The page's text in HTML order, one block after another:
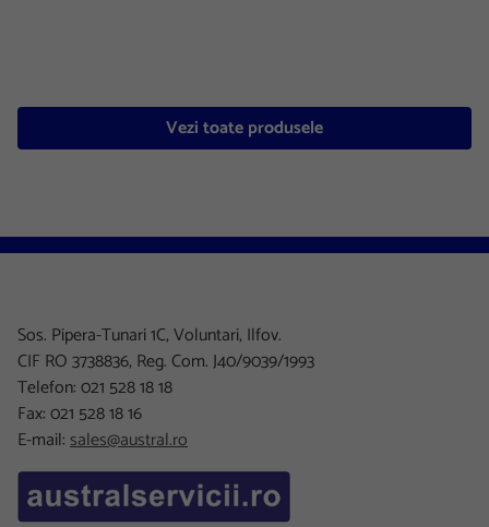
Vezi toate produsele
Sos. Pipera-Tunari 1C, Voluntari, Ilfov.
CIF RO 3738836, Reg. Com. J40/9039/1993
Telefon: 021 528 18 18
Fax: 021 528 18 16
E-mail:sales@austral.ro